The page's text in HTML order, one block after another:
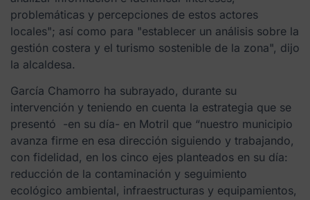
problemáticas y percepciones de estos actores
locales"; así como para "establecer un análisis sobre la
gestión costera y el turismo sostenible de la zona", dijo
la alcaldesa.
García Chamorro ha subrayado, durante su
intervención y teniendo en cuenta la estrategia que se
presentó -en su día- en Motril que “nuestro municipio
avanza firme en esa dirección siguiendo y trabajando,
con fidelidad, en los cinco ejes planteados en su día:
reducción de la contaminación y seguimiento
ecológico ambiental, infraestructuras y equipamientos,